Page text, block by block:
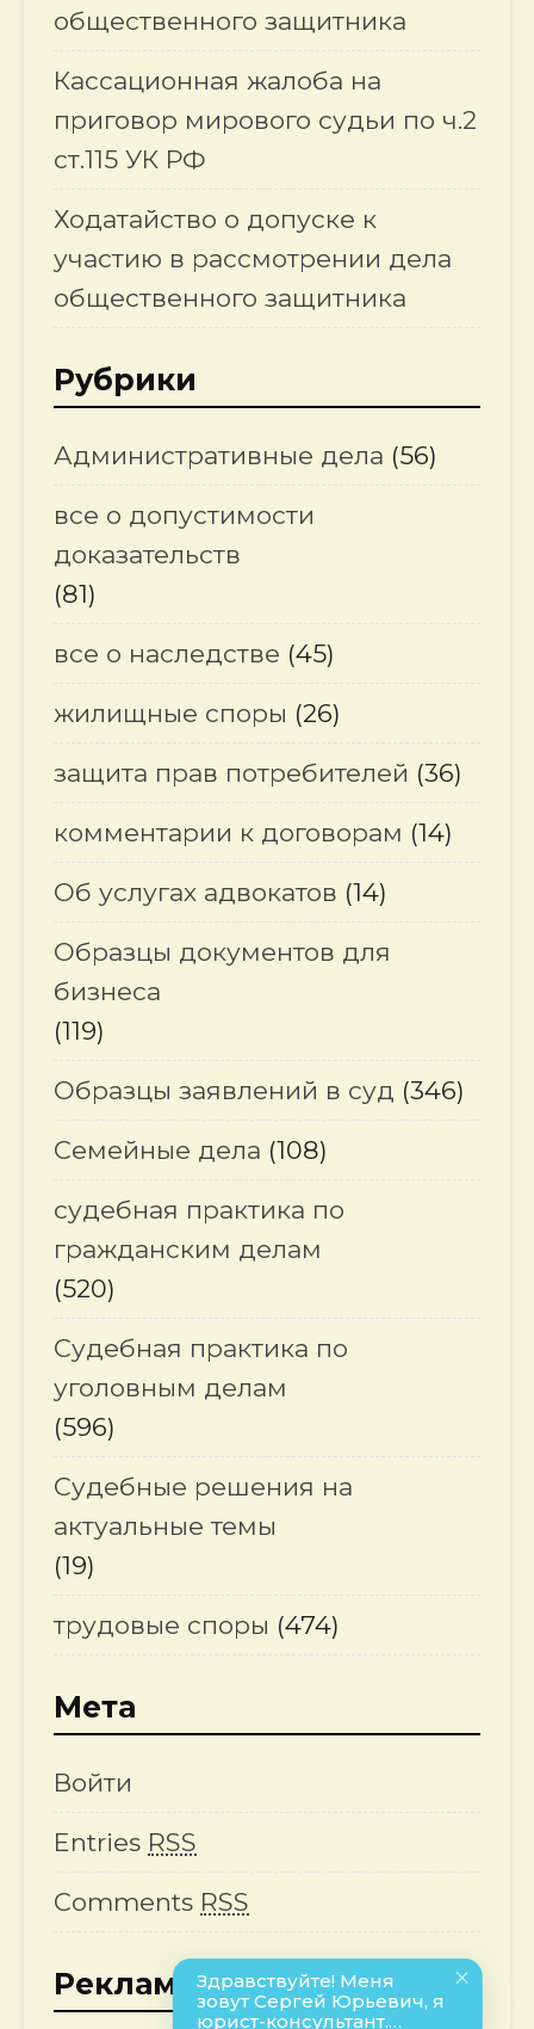
общественного защитника
Кассационная жалоба на
приговор мирового судьи по ч.2
ст.115 УК РФ
Ходатайство о допуске к
участию в рассмотрении дела
общественного защитника
Рубрики
Административные дела (56)
все о допустимости
доказательств
(81)
все о наследстве (45)
жилищные споры (26)
защита прав потребителей (36)
комментарии к договорам (14)
Об услугах адвокатов (14)
Образцы документов для
бизнеса
(119)
Образцы заявлений в суд (346)
Семейные дела (108)
судебная практика по
гражданским делам
(520)
Судебная практика по
уголовным делам
(596)
Судебные решения на
актуальные темы
(19)
трудовые споры (474)
Мета
Войти
Entries RSS
Comments RSS
Реклама